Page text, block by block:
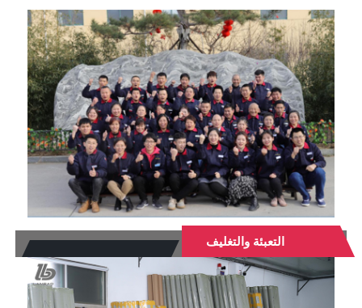
التعبئة والتغليف